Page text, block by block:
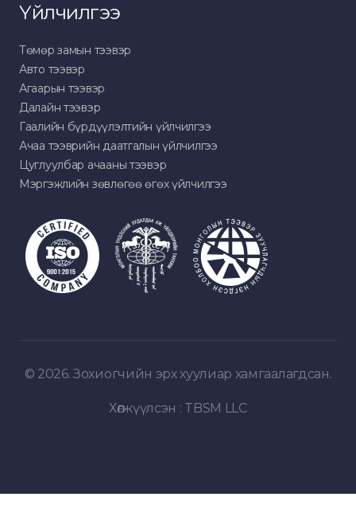
Үйлчилгээ
Төмөр замын тээвэр
Авто тээвэр
Агаарын тээвэр
Далайн тээвэр
Гаалийн бүрдүүлэлтийн үйлчилгээ
Ачаа тээврийн даатгалын үйлчилгээ
Цуглуулбар ачааны тээвэр
Мэргэжлийн зөвлөгөө өгөх үйлчилгээ
© 2026. Зохиогчийн эрх хуулиар хамгаалагдсан.
Хөгжүүлсэн : TBSM LLC